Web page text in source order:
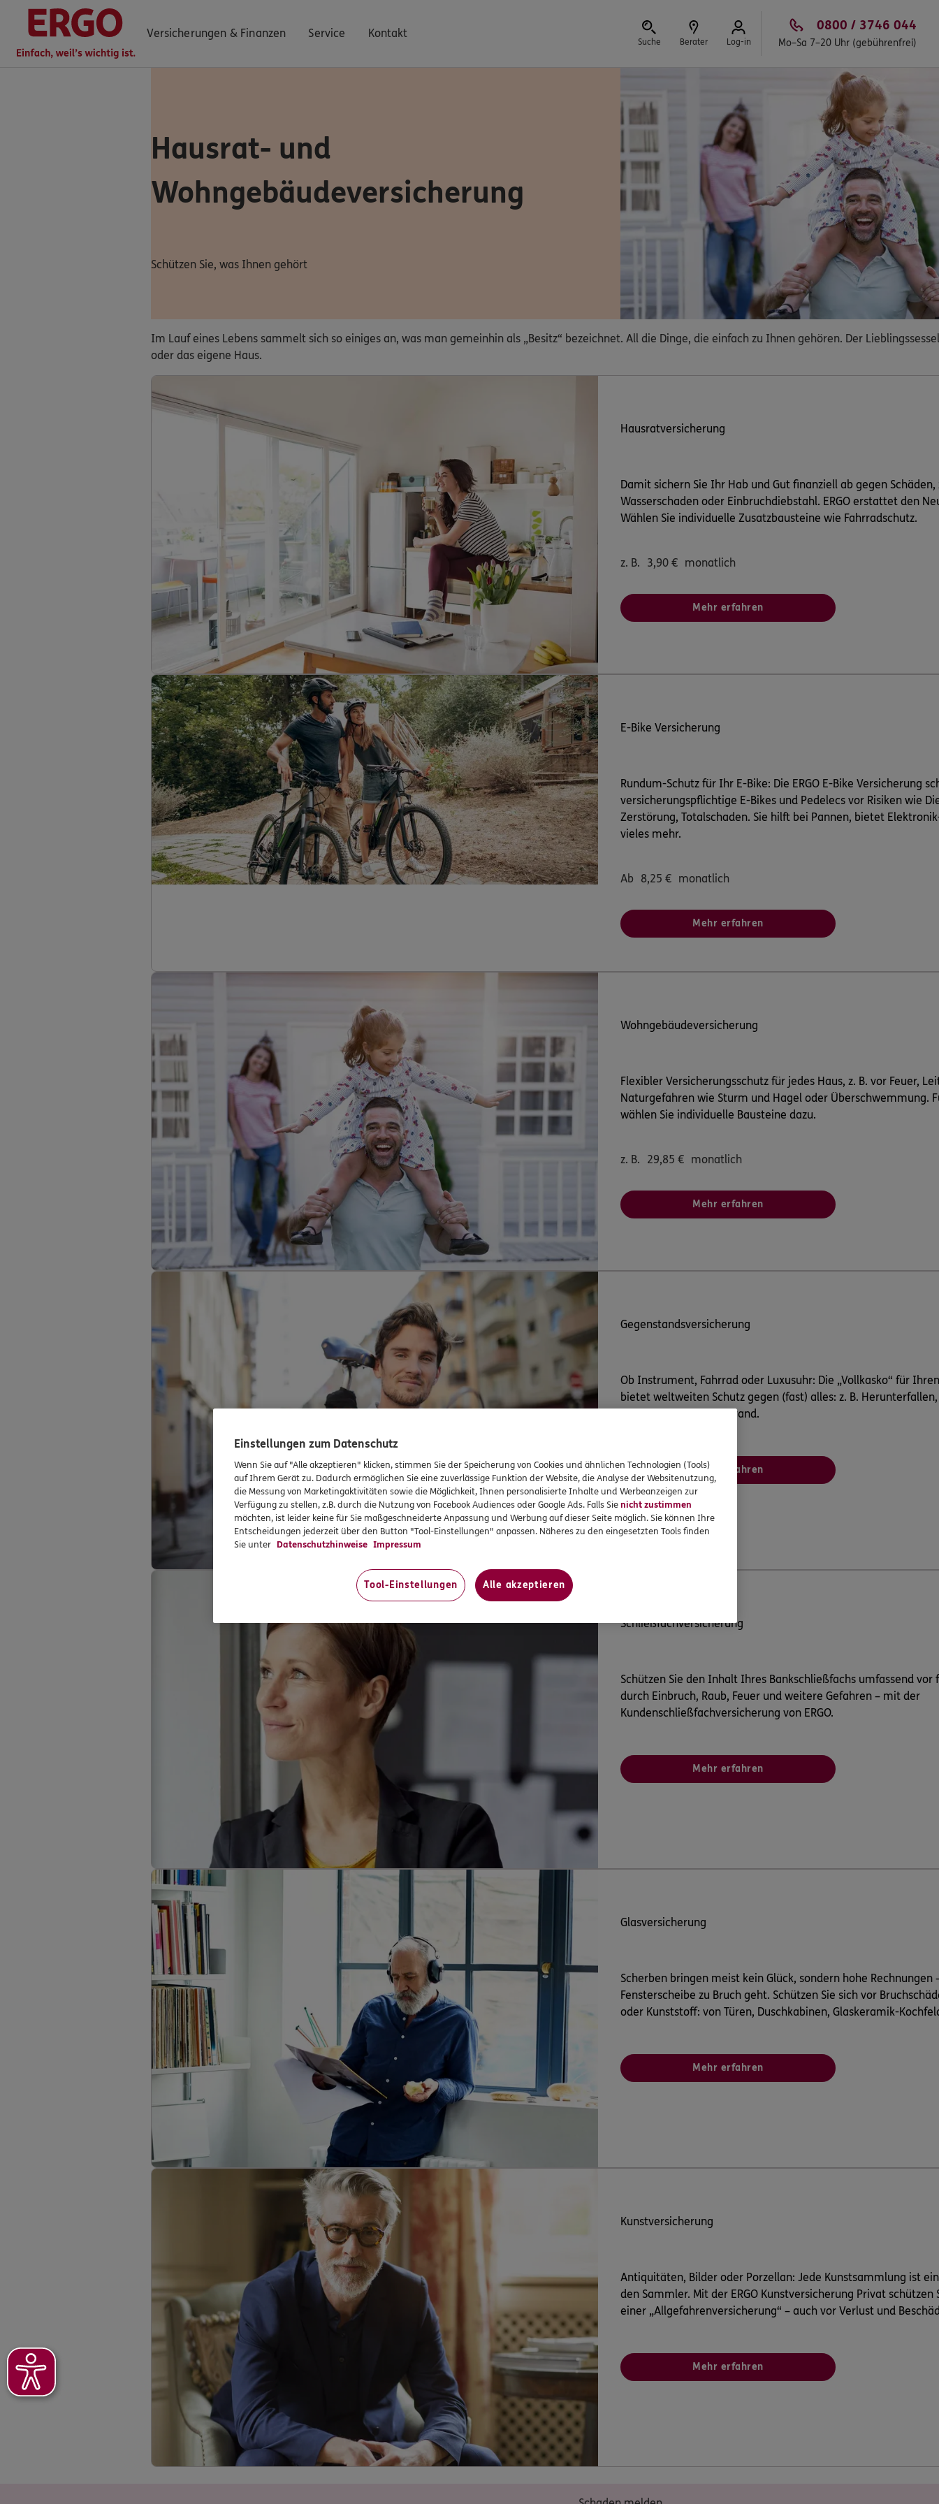
Versicherungen & Finanzen Service Kontakt
Suche Berater Log-in
0800 / 3746 044
Mo–Sa 7–20 Uhr (gebührenfrei)
Mo–Sa 7–20 Uhr (gebührenfrei)
ERGO Berater finden
Hausrat- und
Wohngebäudeversicherung
Schützen Sie, was Ihnen gehört
Im Lauf eines Lebens sammelt sich so einiges an, was man gemeinhin als „Besitz“ bezeichnet. All die Dinge, die einfach zu Ihnen gehören. Der
oder das eigene Haus.
Hausratversicherung
Damit sichern Sie Ihr Hab und Gut finanziell ab gegen Schäden,
Wasserschaden oder Einbruchdiebstahl. ERGO erstattet den
Wählen Sie individuelle Zusatzbausteine wie Fahrradschutz.
z. B. 3,90 € monatlich
Mehr erfahren
E-Bike Versicherung
Rundum-Schutz für Ihr E-Bike: Die ERGO E-Bike Versicherung
versicherungspflichtige E-Bikes und Pedelecs vor Risiken wie
Zerstörung, Totalschaden. Sie hilft bei Pannen, bietet
vieles mehr.
Ab 8,25 € monatlich
Mehr erfahren
Wohngebäudeversicherung
Flexibler Versicherungsschutz für jedes Haus, z. B. vor Feuer,
Naturgefahren wie Sturm und Hagel oder Überschwemmung.
wählen Sie individuelle Bausteine dazu.
z. B. 29,85 € monatlich
Mehr erfahren
Gegenstandsversicherung
Ob Instrument, Fahrrad oder Luxusuhr: Die „Vollkasko“ für
bietet weltweiten Schutz gegen (fast) alles: z. B.
Wasserschaden oder Brand.
Mehr erfahren
Schließfachversicherung
Schützen Sie den Inhalt Ihres Bankschließfachs umfassend vor
durch Einbruch, Raub, Feuer und weitere Gefahren – mit der
Kundenschließfachversicherung von ERGO.
Mehr erfahren
Glasversicherung
Scherben bringen meist kein Glück, sondern hohe Rechnungen
Fensterscheibe zu Bruch geht. Schützen Sie sich vor
oder Kunststoff: von Türen, Duschkabinen, Glaskeramik-
Mehr erfahren
Kunstversicherung
Antiquitäten, Bilder oder Porzellan: Jede Kunstsammlung ist
den Sammler. Mit der ERGO Kunstversicherung Privat
einer „Allgefahrenversicherung“ – auch vor Verlust und
Mehr erfahren
Einstellungen zum Datenschutz
Wenn Sie auf "Alle akzeptieren" klicken, stimmen Sie der Speicherung von Cookies und ähnlichen Technologien (Tools)
auf Ihrem Gerät zu. Dadurch ermöglichen Sie eine zuverlässige Funktion der Website, die Analyse der Websitenutzung,
die Messung von Marketingaktivitäten sowie die Möglichkeit, Ihnen personalisierte Inhalte und Werbeanzeigen zur
Verfügung zu stellen, z.B. durch die Nutzung von Facebook Audiences oder Google Ads. Falls Sienicht zustimmen
möchten, ist leider keine für Sie maßgeschneiderte Anpassung und Werbung auf dieser Seite möglich. Sie können Ihre
Entscheidungen jederzeit über den Button "Tool-Einstellungen" anpassen. Näheres zu den eingesetzten Tools finden
Sie unter Datenschutzhinweise Impressum
Tool-Einstellungen Alle akzeptieren